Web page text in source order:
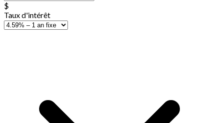
$
Taux d'intérêt